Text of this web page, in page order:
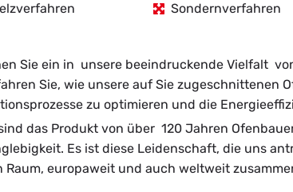
Sondernverfahren
Sie ein in un­se­re be­ein­dru­cken­de Viel­falt
Sie, wie un­se­re auf Sie
zu op­ti­mie­ren und die
das Pro­dukt von über 120 Jah­ren
Es ist diese Lei­den­schaft, die uns
eu­ro­pa­weit und auch welt­weit